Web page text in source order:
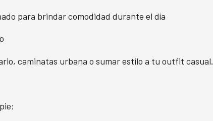
para brindar comodidad durante el día
caminatas urbana o sumar estilo a tu outfit casual.